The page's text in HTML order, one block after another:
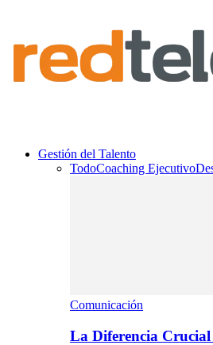
Gestión del Talento
TodoCoaching Ejecutivo
Comunicación
La Diferencia